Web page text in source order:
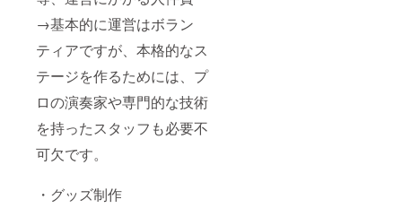
→基本的に運営はボラン
ティアですが、本格的なス
テージを作るためには、プ
ロの演奏家や専門的な技術
を持ったスタッフも必要不
可欠です。
・グッズ制作